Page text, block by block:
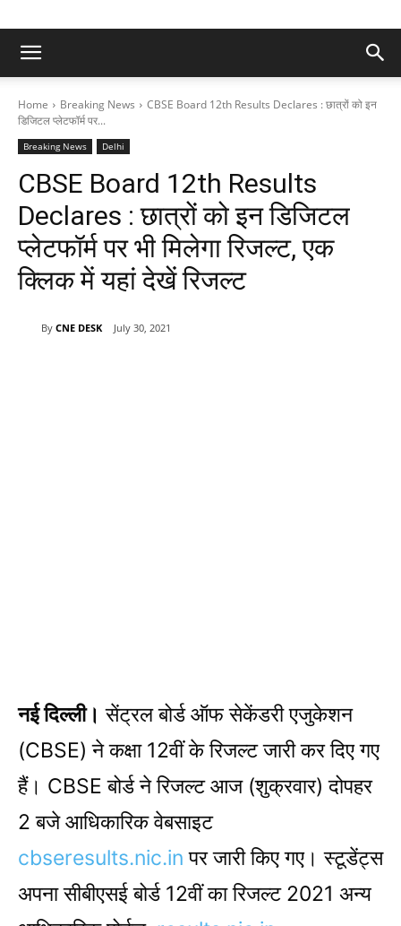
Home Breaking News
CBSE Board 12th Results Declares : छात्रों को इन
डिजिटल प्लेटफॉर्म पर...
Breaking News Delhi
CBSE Board 12th Results
Declares : छात्रों को इन डिजिटल
प्लेटफॉर्म पर भी मिलेगा रिजल्ट, एक
क्लिक में यहां देखें रिजल्ट
By CNE DESK July 30, 2021
नई दिल्ली। सेंट्रल बोर्ड ऑफ सेकेंडरी एजुकेशन
(CBSE) ने कक्षा 12वीं के रिजल्‍ट जारी कर दिए गए
हैं। CBSE बोर्ड ने रिजल्‍ट आज (शुक्रवार) दोपहर
2 बजे आधिकारिक वेबसाइट
cbseresults.nic.in पर जारी किए गए। स्टूडेंट्स
अपना सीबीएसई बोर्ड 12वीं का रिजल्ट 2021 अन्य